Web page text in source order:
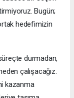
Bugün;
hedefimizin
durmadan,
çalışacağız.
kazanma